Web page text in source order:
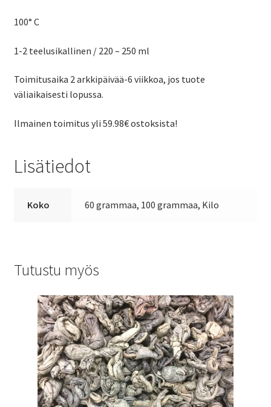
100° C
1-2 teelusikallinen / 220 – 250 ml
Toimitusaika 2 arkkipäivää-6 viikkoa, jos tuote
väliaikaisesti lopussa.
Ilmainen toimitus yli 59.98€ ostoksista!
Lisätiedot
Koko 60 grammaa, 100 grammaa, Kilo
Tutustu myös